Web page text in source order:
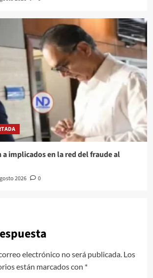
implicados en la red del fraude al
2026 0
electrónico no será publicada. Los
están marcados con *